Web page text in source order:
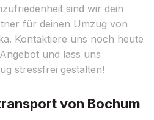
sind wir dein
für deinen Umzug von
Kontaktiere uns noch heute
und lass uns
stressfrei gestalten!
von Bochum